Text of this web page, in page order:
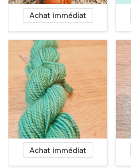
Achat immédiat
Achat immédiat